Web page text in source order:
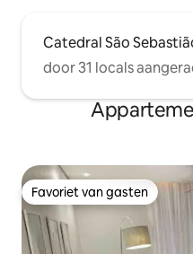
Catedral São
door 31 locals
Favoriet van gasten
Favoriet van gasten